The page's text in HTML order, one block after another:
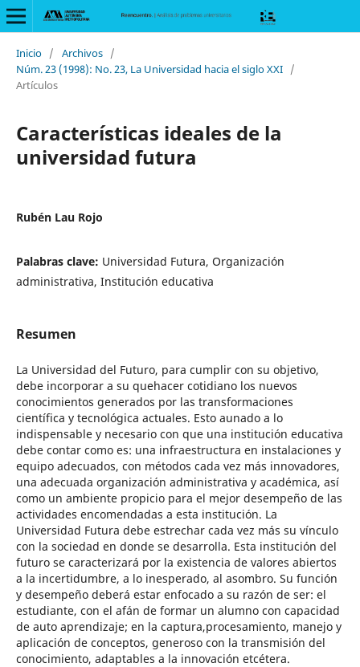
Inicio / Archivos /
Núm. 23 (1998): No. 23, La Universidad hacia el siglo XXI /
Artículos
Características ideales de la
universidad futura
Rubén Lau Rojo
Palabras clave: Universidad Futura, Organización
administrativa, Institución educativa
Resumen
La Universidad del Futuro, para cumplir con su objetivo,
debe incorporar a su quehacer cotidiano los nuevos
conocimientos generados por las transformaciones
científica y tecnológica actuales. Esto aunado a lo
indispensable y necesario con que una institución educativa
debe contar como es: una infraestructura en instalaciones y
equipo adecuados, con métodos cada vez más innovadores,
una adecuada organización administrativa y académica, así
como un ambiente propicio para el mejor desempeño de las
actividades encomendadas a esta institución. La
Universidad Futura debe estrechar cada vez más su vínculo
con la sociedad en donde se desarrolla. Esta institución del
futuro se caracterizará por la existencia de valores abiertos
a la incertidumbre, a lo inesperado, al asombro. Su función
y desempeño deberá estar enfocado a su razón de ser: el
estudiante, con el afán de formar un alumno con capacidad
de auto aprendizaje; en la captura,procesamiento, manejo y
aplicación de conceptos, generoso con la transmisión del
conocimiento, adaptables a la innovación etcétera.